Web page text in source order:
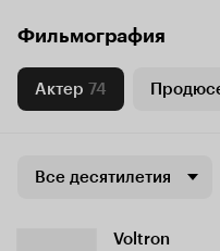
Фильмография
Актер 74
Все десятилетия
Voltron